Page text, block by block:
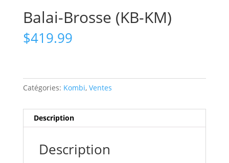
Balai-Brosse (KB-KM)
$419.99
Catégories: Kombi, Ventes
Description
Description